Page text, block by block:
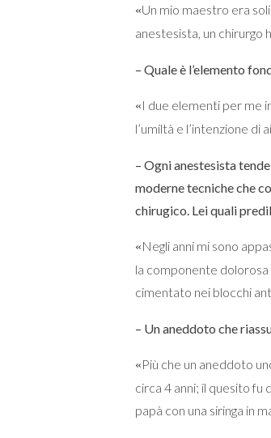
«Un mio maestro era
anestesista, un chirurgo
– Quale è l’elemento
«I due elementi per me
l’umiltà e l’intenzione di
– Ogni anestesista
moderne tecniche che
chirugico. Lei quali
«Negli anni mi sono
la componente dolorosa
cimentato nei blocchi
– Un aneddoto che
«Più che un aneddoto
circa 4 anni; il quesito fu
papà con una siringa in